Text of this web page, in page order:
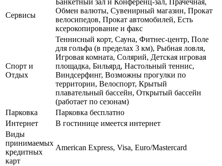
Сервисы
Банкетный зал и Конференц-зал, Прачечная,
Обмен валюты, Сувенирный магазин, Прокат
велосипедов, Прокат автомобилей, Есть
ксерокопирование и факс
Спорт и
Отдых
Теннисный корт, Сауна, Фитнес-центр, Поле
для гольфа (в пределах 3 км), Рыбная ловля,
Игровая комната, Солярий, Детская игровая
площадка, Бильярд, Настольный теннис,
Виндсерфинг, Возможны прогулки по
территории, Велоспорт, Крытый
плавательный бассейн, Открытый бассейн
(работает по сезонам)
Парковка
Парковка бесплатно
Интернет
В гостинице имеется интернет
Виды
принимаемых
кредитных
карт
American Express, Visa, Euro/Mastercard